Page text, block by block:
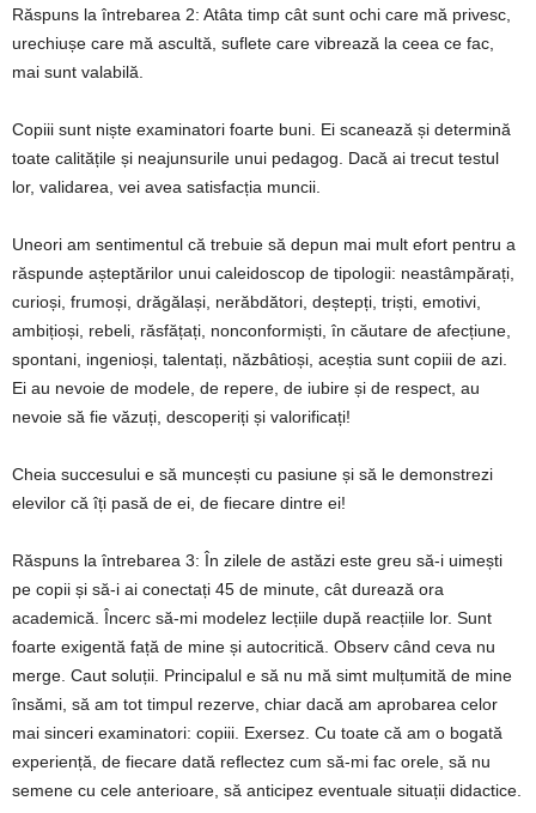
Răspuns la întrebarea 2: Atâta timp cât sunt ochi care mă privesc,
urechiușe care mă ascultă, suflete care vibrează la ceea ce fac,
mai sunt valabilă.
Copiii sunt niște examinatori foarte buni. Ei scanează și determină
toate calitățile și neajunsurile unui pedagog. Dacă ai trecut testul
lor, validarea, vei avea satisfacția muncii.
Uneori am sentimentul că trebuie să depun mai mult efort pentru a
răspunde așteptărilor unui caleidoscop de tipologii: neastâmpărați,
curioși, frumoși, drăgălași, nerăbdători, deștepți, triști, emotivi,
ambițioși, rebeli, răsfățați, nonconformiști, în căutare de afecțiune,
spontani, ingenioși, talentați, năzbâtioși, aceștia sunt copiii de azi.
Ei au nevoie de modele, de repere, de iubire și de respect, au
nevoie să fie văzuți, descoperiți și valorificați!
Cheia succesului e să muncești cu pasiune și să le demonstrezi
elevilor că îți pasă de ei, de fiecare dintre ei!
Răspuns la întrebarea 3: În zilele de astăzi este greu să-i uimești
pe copii și să-i ai conectați 45 de minute, cât durează ora
academică. Încerc să-mi modelez lecțiile după reacțiile lor. Sunt
foarte exigentă față de mine și autocritică. Observ când ceva nu
merge. Caut soluții. Principalul e să nu mă simt mulțumită de mine
însămi, să am tot timpul rezerve, chiar dacă am aprobarea celor
mai sinceri examinatori: copiii. Exersez. Cu toate că am o bogată
experiență, de fiecare dată reflectez cum să-mi fac orele, să nu
semene cu cele anterioare, să anticipez eventuale situații didactice.